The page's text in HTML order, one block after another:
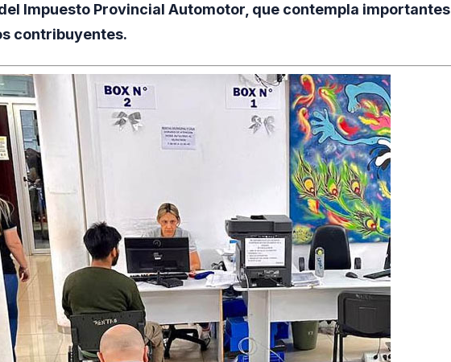
Impuesto Provincial Automotor, que contempla importantes
contribuyentes.